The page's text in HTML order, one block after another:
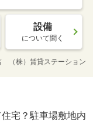
設備
について聞く
（株）賃貸ステーション
宅？駐車場敷地内